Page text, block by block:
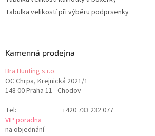
Tabulka velikostí při výběru podprsenky
Kamenná prodejna
Bra Hunting s.r.o.
OC Chrpa, Krejnická 2021/1
148 00 Praha 11 - Chodov
Tel:
+420 733 232 077
VIP poradna
na objednání